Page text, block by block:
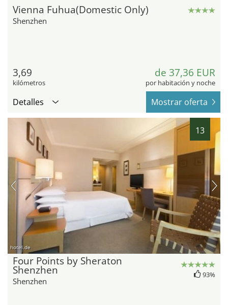
Vienna Fuhua(Domestic Only)
Shenzhen
3,69
kilómetros
de 37,36 EUR
por habitación y noche
Detalles Mostrar oferta
13
hotel.de
Four Points by Sheraton
Shenzhen
Shenzhen
93%